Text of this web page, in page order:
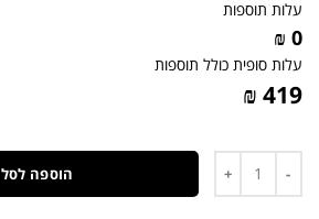
עלות תוספות
0 ₪
עלות סופית כולל תוספות
419 ₪
הוספה לסל